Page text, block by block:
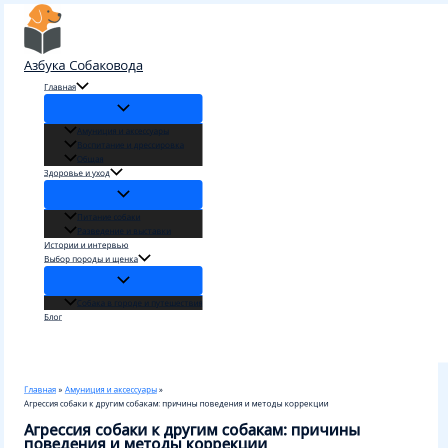
Перейти
Азбука Собаковода
Главная
Амуниция и аксессуары
Воспитание и дрессировка
Общая
Здоровье и уход
Питание собаки
Разведение и выставки
Истории и интервью
Выбор породы и щенка
Собака в городе и путешествия
Блог
Главная
Амуниция и аксессуары
Агрессия собаки к другим собакам: причины поведения и методы коррекции
Агрессия собаки к другим собакам: причины
поведения и методы коррекции